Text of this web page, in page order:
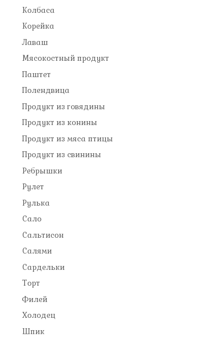
Колбаса
Корейка
Лаваш
Мясокостный продукт
Паштет
Полендвица
Продукт из говядины
Продукт из конины
Продукт из мяса птицы
Продукт из свинины
Ребрышки
Рулет
Рулька
Сало
Сальтисон
Салями
Сардельки
Торт
Филей
Холодец
Шпик